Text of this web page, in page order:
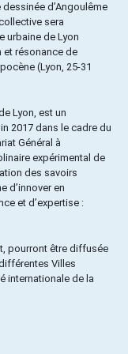
d’Angoulême
sera
urbaine de Lyon
et résonance de
(Lyon, 25-31
Lyon, est un
2017 dans le cadre du
Général à
expérimental de
des savoirs
d’innover en
et d’expertise :
pourront être diffusée
Villes
internationale de la